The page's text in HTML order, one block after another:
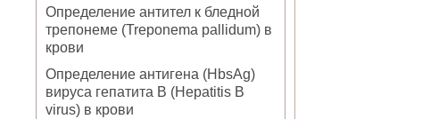
Определение антител к бледной
трепонеме (Treponema pallidum) в
крови
Определение антигена (HbsAg)
вируса гепатита B (Hepatitis B
virus) в крови